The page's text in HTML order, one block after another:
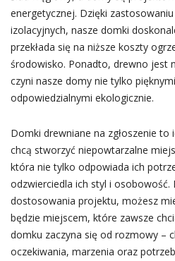
energetycznej. Dzięki
izolacyjnych, nasze domki
przekłada się na niższe koszty
środowisko. Ponadto, drewno jest
czyni nasze domy nie tylko
odpowiedzialnymi ekologicznie.
Domki drewniane na zgłoszenie
chcą stworzyć niepowtarzalne
która nie tylko odpowiada ich
odzwierciedla ich styl i osobowość.
dostosowania projektu, możesz
będzie miejscem, które zawsze
domku zaczyna się od rozmowy –
oczekiwania, marzenia oraz